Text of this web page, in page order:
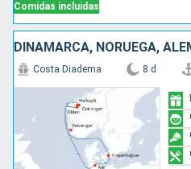
Comidas incluidas
DINAMARCA, NORUEGA,
Costa Diadema 8 d